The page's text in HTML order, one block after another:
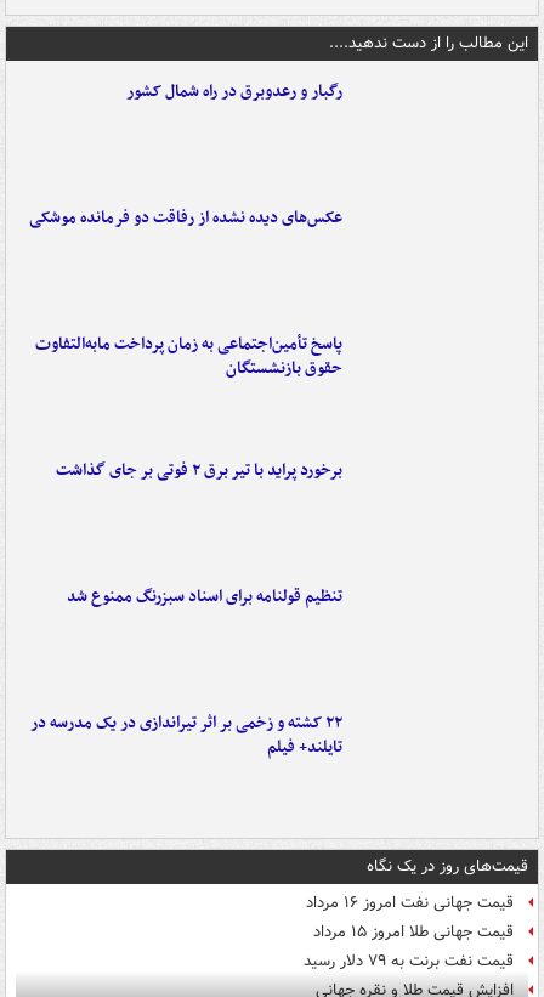
این مطالب را از دست ندهید....
رگبار و رعدوبرق در راه شمال کشور
عکس‌های دیده نشده از رفاقت دو فرمانده‌ موشکی
پاسخ تأمین‌اجتماعی به زمان پرداخت مابه‌التفاوت
حقوق بازنشستگان
برخورد پراید با تیر برق ۲ فوتی بر جای گذاشت
تنظیم قولنامه برای اسناد سبزرنگ ممنوع شد
۲۲ کشته و زخمی بر اثر تیراندازی در یک مدرسه در
تایلند+ فیلم
قیمت‌های روز در یک نگاه
قیمت جهانی نفت امروز ۱۶ مرداد
قیمت جهانی طلا امروز ۱۵ مرداد
قیمت نفت برنت به ۷۹ دلار رسید
افزایش قیمت طلا و نقره جهانی